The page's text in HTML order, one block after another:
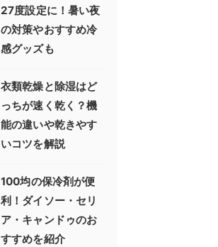
27度設定に！暑い夜
の対策やおすすめ冷
感グッズも
衣類乾燥と除湿はど
っちが速く乾く？機
能の違いや乾きやす
いコツを解説
100均の保冷剤が便
利！ダイソー・セリ
ア・キャンドゥのお
すすめを紹介